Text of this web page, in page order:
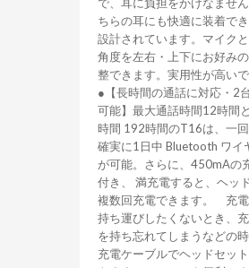
ちらの耳にも快適に装着で
設計されています。マイク
角度を左右・上下にお好み
整できます。実用性が高いで
●【長時間の通話に対応・2
可能】最大通話時間12時間
時間 192時間のT16は、一
確実に1日中 Bluetooth ワイ
が可能。さらに、450mAの
付き、 満充電すると、ヘッ
複数回充電できます。 充
持ち運びしたくないとき、
を持ち忘れてしまうなどの
充電ケーブルでヘッドセッ